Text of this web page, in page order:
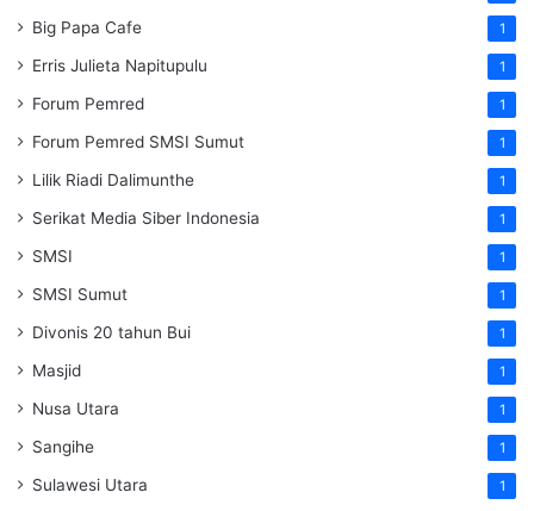
Big Papa Cafe 1
Erris Julieta Napitupulu 1
Forum Pemred 1
Forum Pemred SMSI Sumut 1
Lilik Riadi Dalimunthe 1
Serikat Media Siber Indonesia 1
SMSI 1
SMSI Sumut 1
Divonis 20 tahun Bui 1
Masjid 1
Nusa Utara 1
Sangihe 1
Sulawesi Utara 1